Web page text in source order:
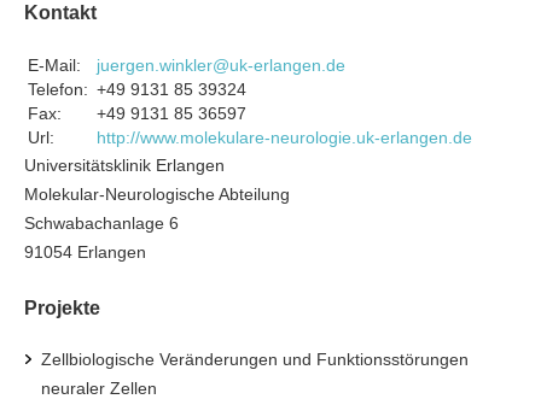
Kontakt
E-Mail:
juergen.winkler@uk-erlangen.de
Telefon: +49 9131 85 39324
Fax:
+49 9131 85 36597
Url:
http://www.molekulare-neurologie.uk-erlangen.de
Universitätsklinik Erlangen
Molekular-Neurologische Abteilung
Schwabachanlage 6
91054 Erlangen
Projekte
Zellbiologische Veränderungen und Funktionsstörungen
neuraler Zellen